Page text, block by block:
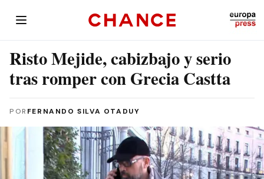
Risto Mejide, cabizbajo y serio
tras romper con Grecia Castta
POR FERNANDO SILVA OTADUY